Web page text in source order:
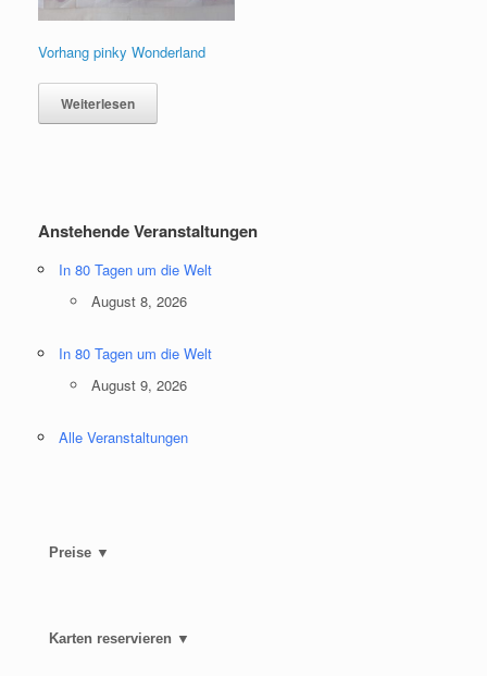
Vorhang pinky Wonderland
Weiterlesen
Anstehende Veranstaltungen
In 80 Tagen um die Welt
August 8, 2026
In 80 Tagen um die Welt
August 9, 2026
Alle Veranstaltungen
Preise ▼
Karten reservieren ▼